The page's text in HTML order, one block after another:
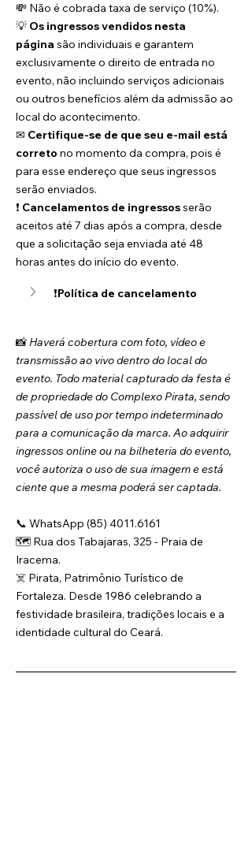
💸 Não é cobrada taxa de serviço (10%).
💡 Os ingressos vendidos nesta
página são individuais e garantem
exclusivamente o direito de entrada no
evento, não incluindo serviços adicionais
ou outros benefícios além da admissão ao
local do acontecimento.
✉ Certifique-se de que seu e-mail está
correto no momento da compra, pois é
para esse endereço que seus ingressos
serão enviados.
❗ Cancelamentos de ingressos serão
aceitos até 7 dias após a compra, desde
que a solicitação seja enviada até 48
horas antes do início do evento.
❗Política de cancelamento
📸 Haverá cobertura com foto, vídeo e
transmissão ao vivo dentro do local do
evento. Todo material capturado da festa é
de propriedade do Complexo Pirata, sendo
passível de uso por tempo indeterminado
para a comunicação da marca. Ao adquirir
ingressos online ou na bilheteria do evento,
você autoriza o uso de sua imagem e está
ciente que a mesma poderá ser captada.
📞 WhatsApp (85) 4011.6161
🗺️ Rua dos Tabajaras, 325 - Praia de
Iracema.
☠️ Pirata, Patrimônio Turístico de
Fortaleza. Desde 1986 celebrando a
festividade brasileira, tradições locais e a
identidade cultural do Ceará.